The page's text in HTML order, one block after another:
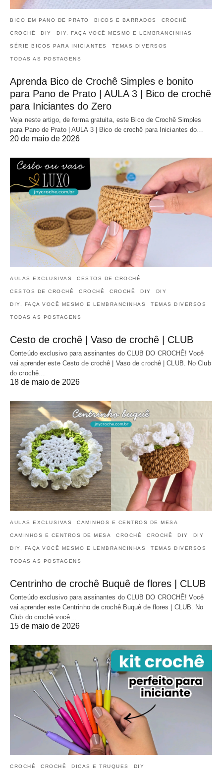
BICO EM PANO DE PRATO BICOS E BARRADOS CROCHÊ
CROCHÊ DIY DIY, FAÇA VOCÊ MESMO E LEMBRANCINHAS
SÉRIE BICOS PARA INICIANTES TEMAS DIVERSOS
TODAS AS POSTAGENS
Aprenda Bico de Crochê Simples e bonito
para Pano de Prato | AULA 3 | Bico de crochê
para Iniciantes do Zero
Veja neste artigo, de forma gratuita, este Bico de Crochê Simples
para Pano de Prato | AULA 3 | Bico de crochê para Iniciantes do…
20 de maio de 2026
AULAS EXCLUSIVAS CESTOS DE CROCHÊ
CESTOS DE CROCHÊ CROCHÊ CROCHÊ DIY DIY
DIY, FAÇA VOCÊ MESMO E LEMBRANCINHAS TEMAS DIVERSOS
TODAS AS POSTAGENS
Cesto de crochê | Vaso de crochê | CLUB
Conteúdo exclusivo para assinantes do CLUB DO CROCHÊ! Você
vai aprender este Cesto de crochê | Vaso de crochê | CLUB. No Club
do crochê…
18 de maio de 2026
AULAS EXCLUSIVAS CAMINHOS E CENTROS DE MESA
CAMINHOS E CENTROS DE MESA CROCHÊ CROCHÊ DIY DIY
DIY, FAÇA VOCÊ MESMO E LEMBRANCINHAS TEMAS DIVERSOS
TODAS AS POSTAGENS
Centrinho de crochê Buquê de flores | CLUB
Conteúdo exclusivo para assinantes do CLUB DO CROCHÊ! Você
vai aprender este Centrinho de crochê Buquê de flores | CLUB. No
Club do crochê você…
15 de maio de 2026
CROCHÊ CROCHÊ DICAS E TRUQUES DIY